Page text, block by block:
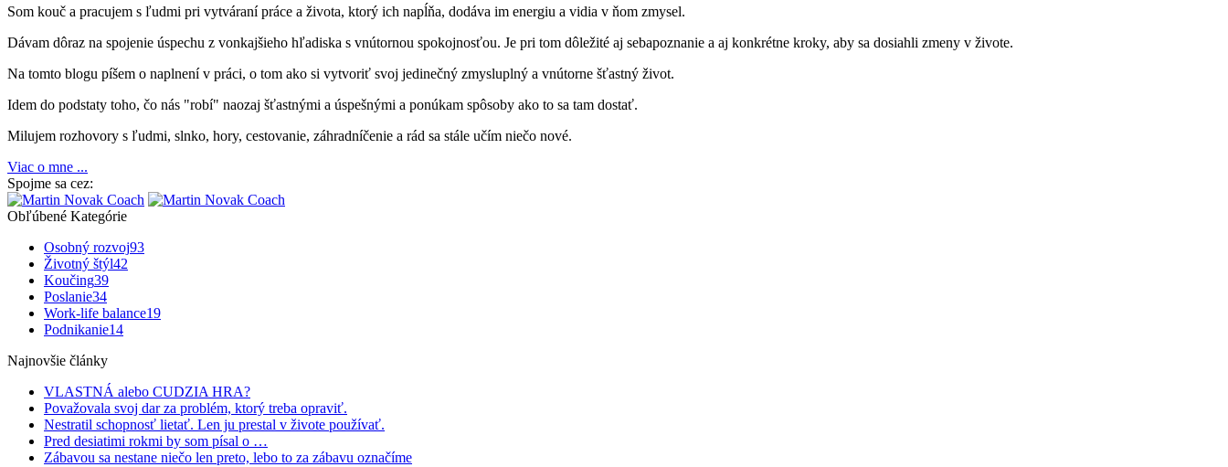
Som kouč a pracujem s ľudmi pri vytváraní práce a života, ktorý ich napĺňa, dodáva im energiu a vidia v ňom zmysel.
Dávam dôraz na spojenie úspechu z vonkajšieho hľadiska s vnútornou spokojnosťou. Je pri tom dôležité aj sebapoznanie a aj konkrétne kroky, aby sa dosiahli zmeny v živote.
Na tomto blogu píšem o naplnení v práci, o tom ako si vytvoriť svoj jedinečný zmysluplný a vnútorne šťastný život.
Idem do podstaty toho, čo nás "robí" naozaj šťastnými a úspešnými a ponúkam spôsoby ako to sa tam dostať.
Milujem rozhovory s ľudmi, slnko, hory, cestovanie, záhradníčenie a rád sa stále učím niečo nové.
Viac o mne ...
Spojme sa cez:
Obľúbené Kategórie
Osobný rozvoj93
Životný štýl42
Koučing39
Poslanie34
Work-life balance19
Podnikanie14
Najnovšie články
VLASTNÁ alebo CUDZIA HRA?
Považovala svoj dar za problém, ktorý treba opraviť.
Nestratil schopnosť lietať. Len ju prestal v živote používať.
Pred desiatimi rokmi by som písal o …
Zábavou sa nestane niečo len preto, lebo to za zábavu označíme